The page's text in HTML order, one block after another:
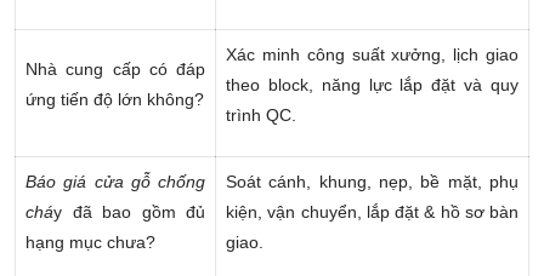
Nhà cung cấp có đáp
ứng tiến độ lớn không?
Xác minh công suất xưởng, lịch giao
theo block, năng lực lắp đặt và quy
trình QC.
Báo giá cửa gỗ chống
cháy đã bao gồm đủ
hạng mục chưa?
Soát cánh, khung, nẹp, bề mặt, phụ
kiện, vận chuyển, lắp đặt & hồ sơ bàn
giao.